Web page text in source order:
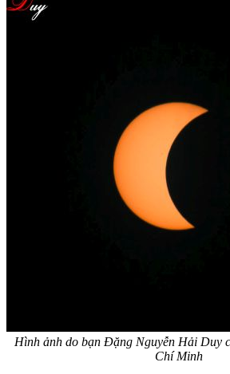
Hình ảnh do bạn Đặng Nguyễn Hải Duy
Chí Minh